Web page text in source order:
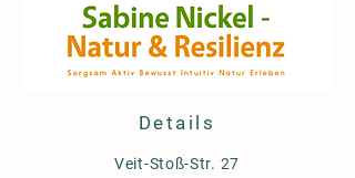
Details
Veit-Stoß-Str. 27